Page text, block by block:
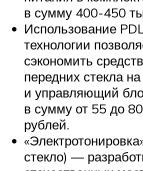
в сумму 400-450
Использование
технологии
сэкономить
передних стекла
и управляющий
в сумму от 55 до
рублей.
стекло) —